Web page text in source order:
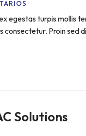
egestas turpis mollis
consectetur. Proin
Solutions